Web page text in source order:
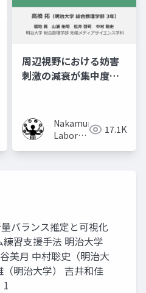
化粧工程 フローチャート
周辺視野における妨害
刺激の減衰が集中度に
Nakamura
Laboratory 17.1K
バランス推定と可視化
練習支援手法 明治大学
美月 中村聡史（明治大
明治大学） 吉井和佳
1